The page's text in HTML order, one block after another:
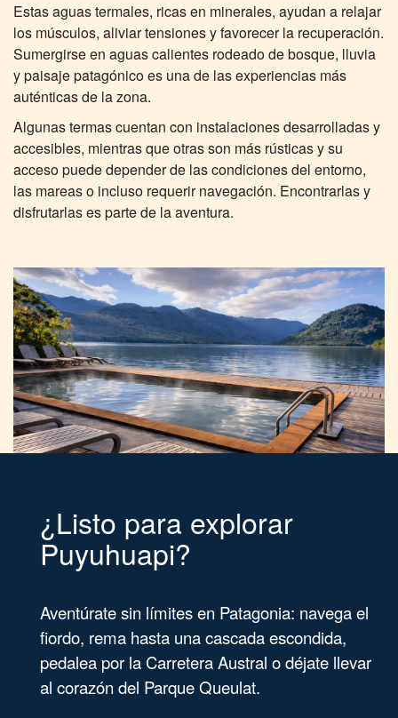
Estas aguas termales, ricas en minerales, ayudan a relajar
los músculos, aliviar tensiones y favorecer la recuperación.
Sumergirse en aguas calientes rodeado de bosque, lluvia
y paisaje patagónico es una de las experiencias más
auténticas de la zona.
Algunas termas cuentan con instalaciones desarrolladas y
accesibles, mientras que otras son más rústicas y su
acceso puede depender de las condiciones del entorno,
las mareas o incluso requerir navegación. Encontrarlas y
disfrutarlas es parte de la aventura.
¿Listo para explorar
Puyuhuapi?
Aventúrate sin límites en Patagonia: navega el
fiordo, rema hasta una cascada escondida,
pedalea por la Carretera Austral o déjate llevar
al corazón del Parque Queulat.